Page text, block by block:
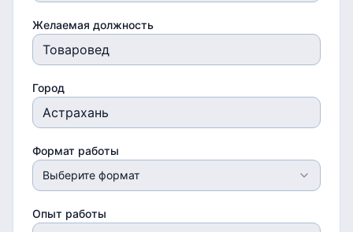
Желаемая должность
Город
Формат работы
Выберите формат
Опыт работы